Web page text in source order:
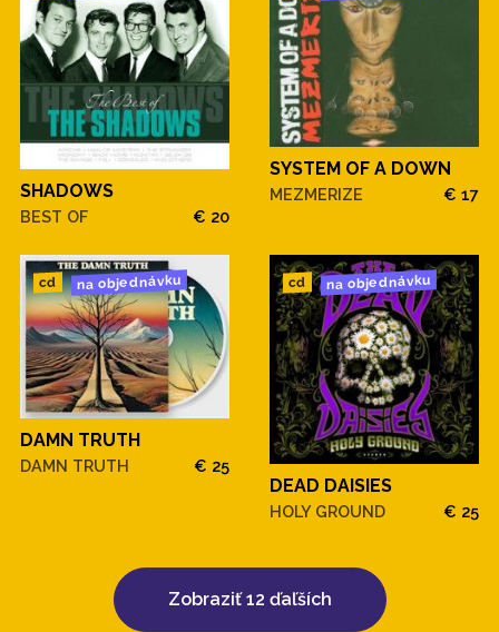
SHADOWS
BEST OF € 20
SYSTEM OF A DOWN
MEZMERIZE € 17
cd na objednávku
DAMN TRUTH
DAMN TRUTH € 25
cd na objednávku
DEAD DAISIES
HOLY GROUND € 25
Zobraziť 12 ďaľších